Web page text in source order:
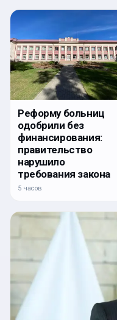
Реформу больниц
одобрили без
финансирования:
правительство
нарушило
требования закона
5 часов